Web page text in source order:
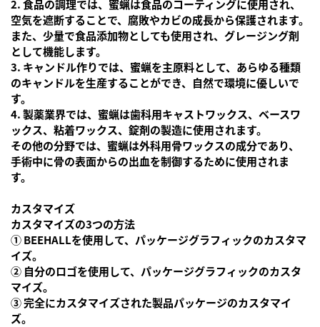
2. 食品の調理では、蜜蝋は食品のコーティングに使用され、
空気を遮断することで、腐敗やカビの成長から保護されます。
また、少量で食品添加物としても使用され、グレージング剤
として機能します。
3. キャンドル作りでは、蜜蝋を主原料として、あらゆる種類
のキャンドルを生産することができ、自然で環境に優しいで
す。
4. 製薬業界では、蜜蝋は歯科用キャストワックス、ベースワ
ックス、粘着ワックス、錠剤の製造に使用されます。
その他の分野では、蜜蝋は外科用骨ワックスの成分であり、
手術中に骨の表面からの出血を制御するために使用されま
す。
カスタマイズ
カスタマイズの3つの方法
① BEEHALLを使用して、パッケージグラフィックのカスタマ
イズ。
② 自分のロゴを使用して、パッケージグラフィックのカスタ
マイズ。
③ 完全にカスタマイズされた製品パッケージのカスタマイ
ズ。